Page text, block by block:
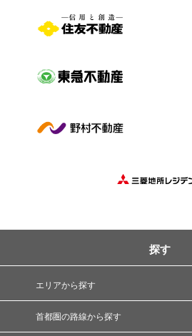
探す
エリアから探す
首都圏の路線から探す